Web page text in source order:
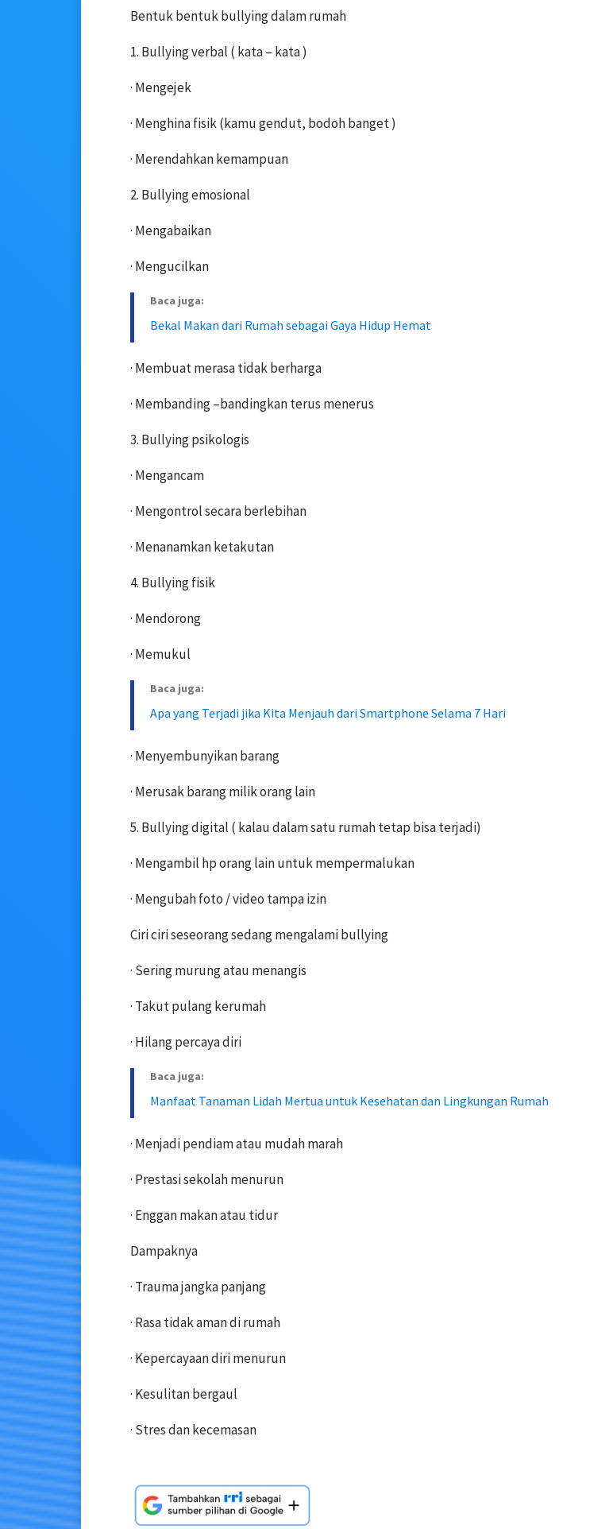
Bentuk bentuk bullying dalam rumah
1. Bullying verbal ( kata – kata )
· Mengejek
· Menghina fisik (kamu gendut, bodoh banget )
· Merendahkan kemampuan
2. Bullying emosional
· Mengabaikan
· Mengucilkan
Baca juga:
Bekal Makan dari Rumah sebagai Gaya Hidup Hemat
· Membuat merasa tidak berharga
· Membanding –bandingkan terus menerus
3. Bullying psikologis
· Mengancam
· Mengontrol secara berlebihan
· Menanamkan ketakutan
4. Bullying fisik
· Mendorong
· Memukul
Baca juga:
Apa yang Terjadi jika Kita Menjauh dari Smartphone Selama 7 Hari
· Menyembunyikan barang
· Merusak barang milik orang lain
5. Bullying digital ( kalau dalam satu rumah tetap bisa terjadi)
· Mengambil hp orang lain untuk mempermalukan
· Mengubah foto / video tampa izin
Ciri ciri seseorang sedang mengalami bullying
· Sering murung atau menangis
· Takut pulang kerumah
· Hilang percaya diri
Baca juga:
Manfaat Tanaman Lidah Mertua untuk Kesehatan dan Lingkungan Rumah
· Menjadi pendiam atau mudah marah
· Prestasi sekolah menurun
· Enggan makan atau tidur
Dampaknya
· Trauma jangka panjang
· Rasa tidak aman di rumah
· Kepercayaan diri menurun
· Kesulitan bergaul
· Stres dan kecemasan